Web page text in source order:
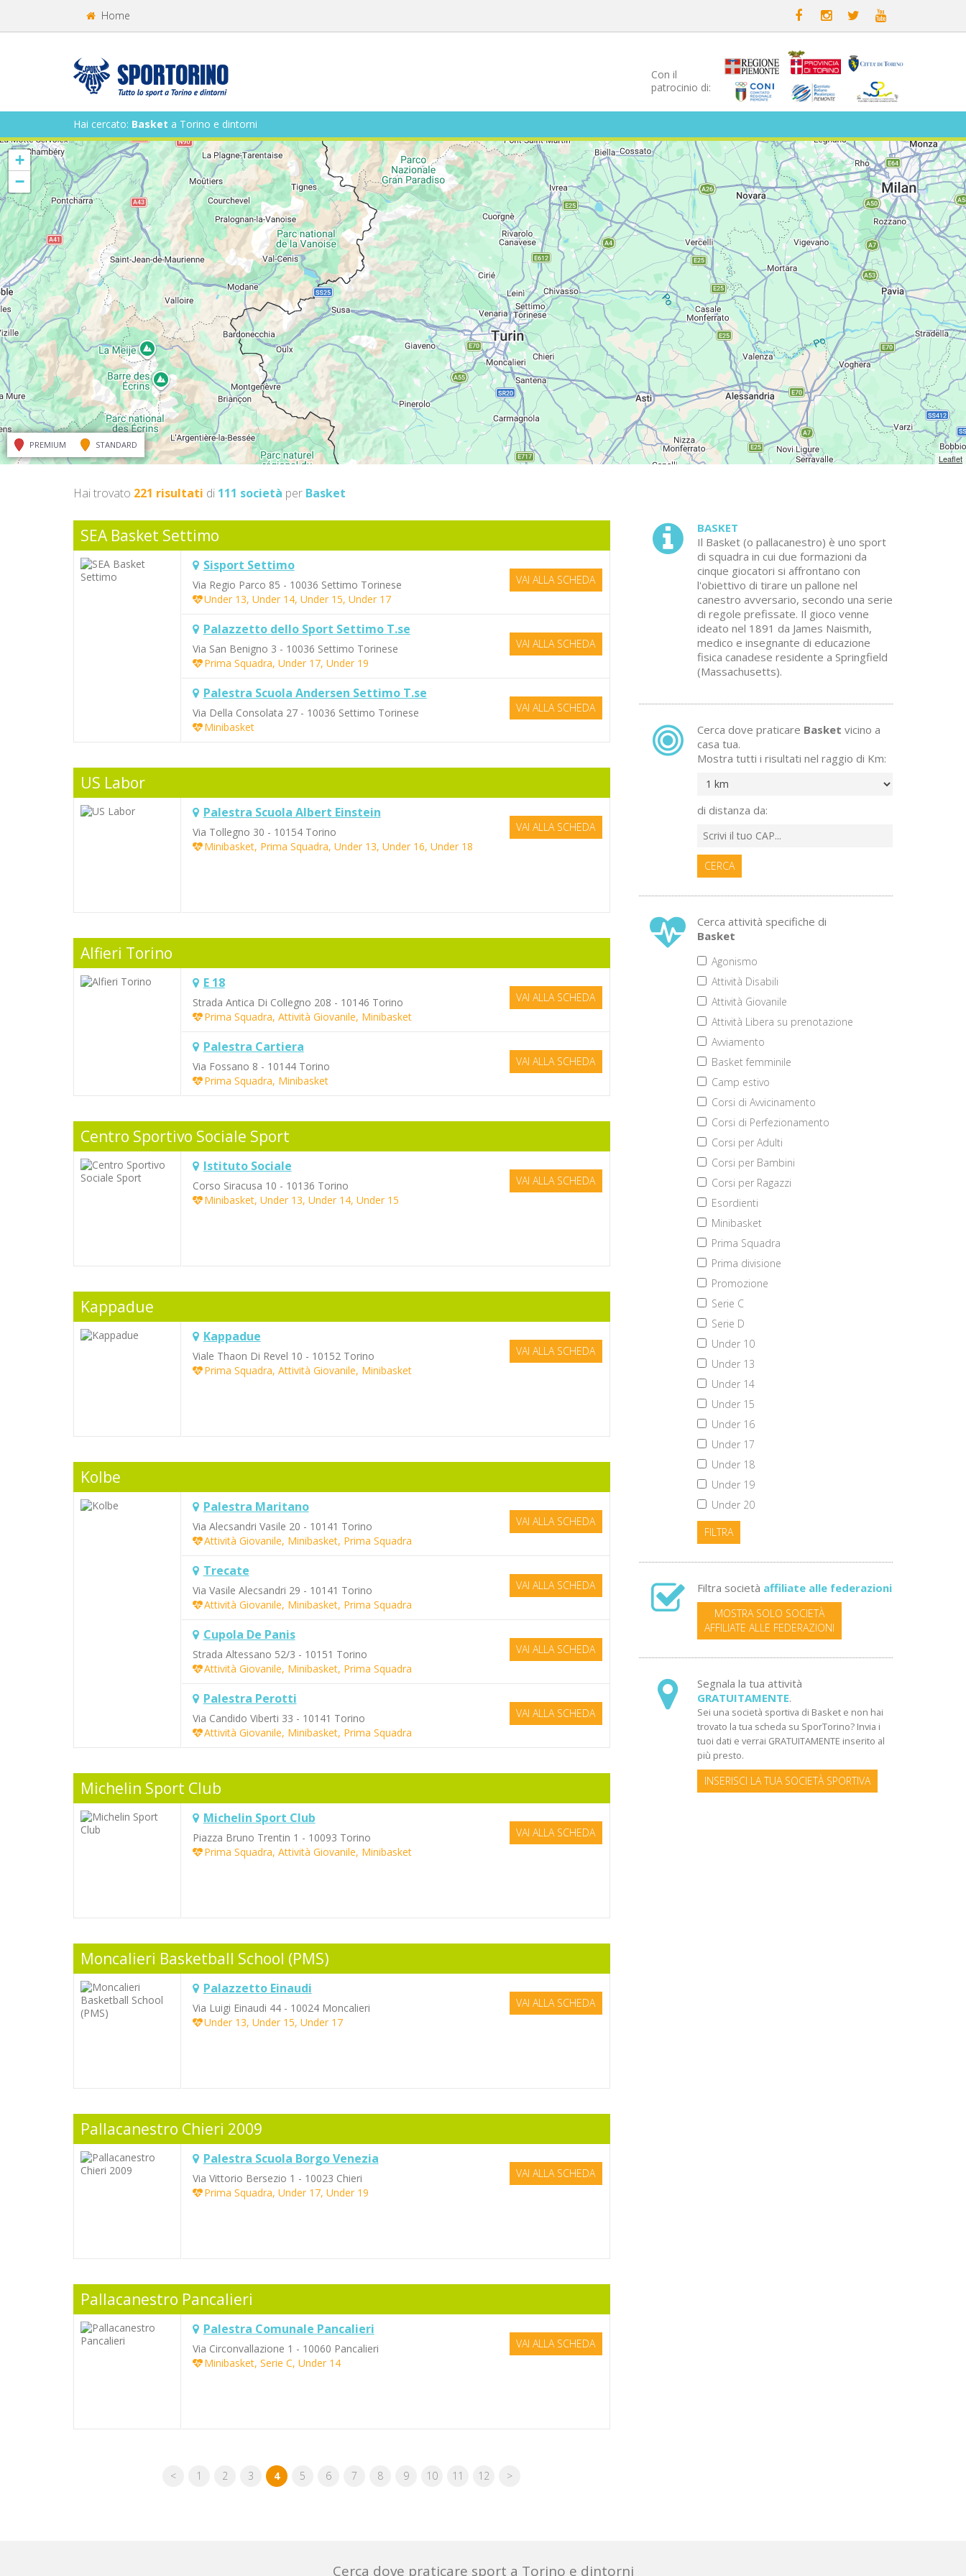
Home
Con il
patrocinio di:
Hai cercato: Basket a Torino e dintorni
+
−
Leaflet
PREMIUM STANDARD
Hai trovato 221 risultati di 111 società per Basket
SEA Basket Settimo
Sisport Settimo
Via Regio Parco 85 - 10036 Settimo Torinese
Under 13, Under 14, Under 15, Under 17
VAI ALLA SCHEDA
Palazzetto dello Sport Settimo T.se
Via San Benigno 3 - 10036 Settimo Torinese
Prima Squadra, Under 17, Under 19
VAI ALLA SCHEDA
Palestra Scuola Andersen Settimo T.se
Via Della Consolata 27 - 10036 Settimo Torinese
Minibasket
VAI ALLA SCHEDA
US Labor
Palestra Scuola Albert Einstein
Via Tollegno 30 - 10154 Torino
Minibasket, Prima Squadra, Under 13, Under 16, Under 18
VAI ALLA SCHEDA
Alfieri Torino
E 18
Strada Antica Di Collegno 208 - 10146 Torino
Prima Squadra, Attività Giovanile, Minibasket
VAI ALLA SCHEDA
Palestra Cartiera
Via Fossano 8 - 10144 Torino
Prima Squadra, Minibasket
VAI ALLA SCHEDA
Centro Sportivo Sociale Sport
Istituto Sociale
Corso Siracusa 10 - 10136 Torino
Minibasket, Under 13, Under 14, Under 15
VAI ALLA SCHEDA
Kappadue
Kappadue
Viale Thaon Di Revel 10 - 10152 Torino
Prima Squadra, Attività Giovanile, Minibasket
VAI ALLA SCHEDA
Kolbe
Palestra Maritano
Via Alecsandri Vasile 20 - 10141 Torino
Attività Giovanile, Minibasket, Prima Squadra
VAI ALLA SCHEDA
Trecate
Via Vasile Alecsandri 29 - 10141 Torino
Attività Giovanile, Minibasket, Prima Squadra
VAI ALLA SCHEDA
Cupola De Panis
Strada Altessano 52/3 - 10151 Torino
Attività Giovanile, Minibasket, Prima Squadra
VAI ALLA SCHEDA
Palestra Perotti
Via Candido Viberti 33 - 10141 Torino
Attività Giovanile, Minibasket, Prima Squadra
VAI ALLA SCHEDA
Michelin Sport Club
Michelin Sport Club
Piazza Bruno Trentin 1 - 10093 Torino
Prima Squadra, Attività Giovanile, Minibasket
VAI ALLA SCHEDA
Moncalieri Basketball School (PMS)
Palazzetto Einaudi
Via Luigi Einaudi 44 - 10024 Moncalieri
Under 13, Under 15, Under 17
VAI ALLA SCHEDA
Pallacanestro Chieri 2009
Palestra Scuola Borgo Venezia
Via Vittorio Bersezio 1 - 10023 Chieri
Prima Squadra, Under 17, Under 19
VAI ALLA SCHEDA
Pallacanestro Pancalieri
Palestra Comunale Pancalieri
Via Circonvallazione 1 - 10060 Pancalieri
Minibasket, Serie C, Under 14
VAI ALLA SCHEDA
< 1 2 3 4 5 6 7 8 9 10 11 12 >
BASKET
Il Basket (o pallacanestro) è uno sport
di squadra in cui due formazioni da
cinque giocatori si affrontano con
l'obiettivo di tirare un pallone nel
canestro avversario, secondo una serie
di regole prefissate. Il gioco venne
ideato nel 1891 da James Naismith,
medico e insegnante di educazione
fisica canadese residente a Springfield
(Massachusetts).
Cerca dove praticare Basket vicino a
casa tua.
Mostra tutti i risultati nel raggio di Km:
di distanza da:
CERCA
Cerca attività specifiche di
Basket
Agonismo
Attività Disabili
Attività Giovanile
Attività Libera su prenotazione
Avviamento
Basket femminile
Camp estivo
Corsi di Avvicinamento
Corsi di Perfezionamento
Corsi per Adulti
Corsi per Bambini
Corsi per Ragazzi
Esordienti
Minibasket
Prima Squadra
Prima divisione
Promozione
Serie C
Serie D
Under 10
Under 13
Under 14
Under 15
Under 16
Under 17
Under 18
Under 19
Under 20
FILTRA
Filtra società affiliate alle federazioni
MOSTRA SOLO SOCIETÀ
AFFILIATE ALLE FEDERAZIONI
Segnala la tua attività
GRATUITAMENTE.
Sei una società sportiva di Basket e non hai
trovato la tua scheda su SporTorino? Invia i
tuoi dati e verrai GRATUITAMENTE inserito al
più presto.
INSERISCI LA TUA SOCIETÀ SPORTIVA
Cerca dove praticare sport a Torino e dintorni